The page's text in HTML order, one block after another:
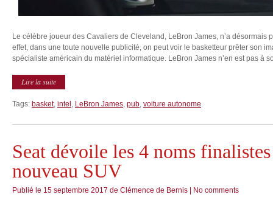
Le célèbre joueur des Cavaliers de Cleveland, LeBron James, n’a désormais
effet, dans une toute nouvelle publicité, on peut voir le basketteur prêter son
spécialiste américain du matériel informatique. LeBron James n’en est pas à
Lire la suite
Tags: basket, intel , LeBron James, pub, voiture autonome
Seat dévoile les 4 noms
nouveau SUV
Publié le 15 septembre 2017 de Clémence de Bernis No comments